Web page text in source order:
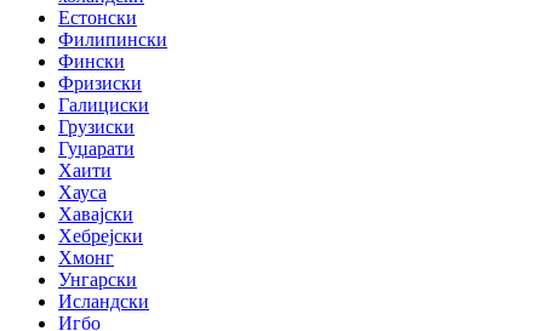
Естонски
Филипински
Фински
Фризиски
Галициски
Грузиски
Гуџарати
Хаити
Хауса
Хавајски
Хебрејски
Хмонг
Унгарски
Исландски
Игбо